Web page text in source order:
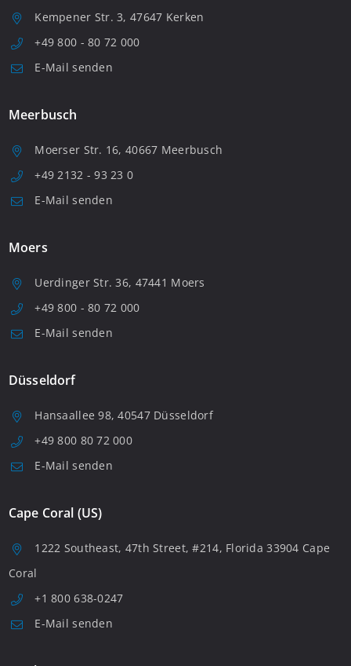
Kempener Str. 3, 47647 Kerken
+49 800 - 80 72 000
E-Mail senden
Meerbusch
Moerser Str. 16, 40667 Meerbusch
+49 2132 - 93 23 0
E-Mail senden
Moers
Uerdinger Str. 36, 47441 Moers
+49 800 - 80 72 000
E-Mail senden
Düsseldorf
Hansaallee 98, 40547 Düsseldorf
+49 800 80 72 000
E-Mail senden
Cape Coral (US)
1222 Southeast, 47th Street, #214, Florida 33904 Cape
Coral
+1 800 638-0247
E-Mail senden